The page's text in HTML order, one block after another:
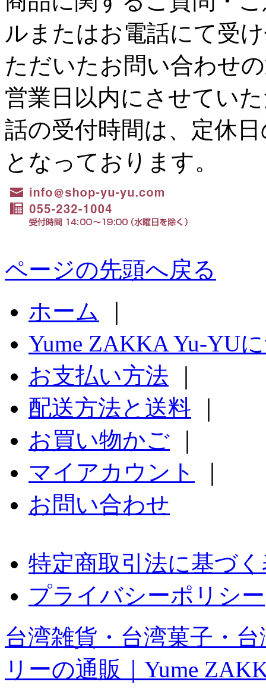
ルまたはお電話にて受
ただいたお問い合わせ
営業日以内にさせてい
話の受付時間は、定休
となっております。
ページの先頭へ戻る
ホーム
Yume ZAKKA Yu-YU
お支払い方法
配送方法と送料
お買い物かご
マイアカウント
お問い合わせ
特定商取引法に基づ
プライバシーポリシー
台湾雑貨・台湾菓子・
リーの通販｜Yume